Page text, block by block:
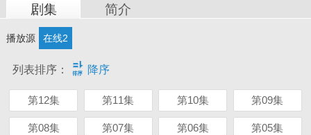
剧集 简介
播放源 在线2
列表排序：  降序
第12集 第11集 第10集 第09集
第08集 第07集 第06集 第05集